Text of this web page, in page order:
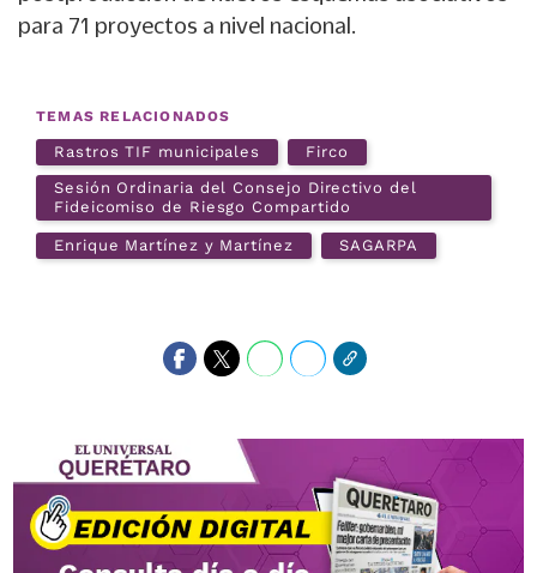
para 71 proyectos a nivel nacional.
TEMAS RELACIONADOS
Rastros TIF municipales
Firco
Sesión Ordinaria del Consejo Directivo del
Fideicomiso de Riesgo Compartido
Enrique Martínez y Martínez SAGARPA